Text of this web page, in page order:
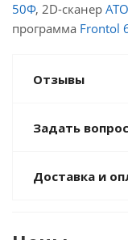
50Ф, 2D-сканер
программа Frontol
Отзывы
Задать вопрос
Доставка и